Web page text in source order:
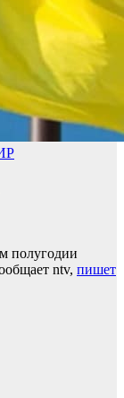
полугодии
ntv, пишет